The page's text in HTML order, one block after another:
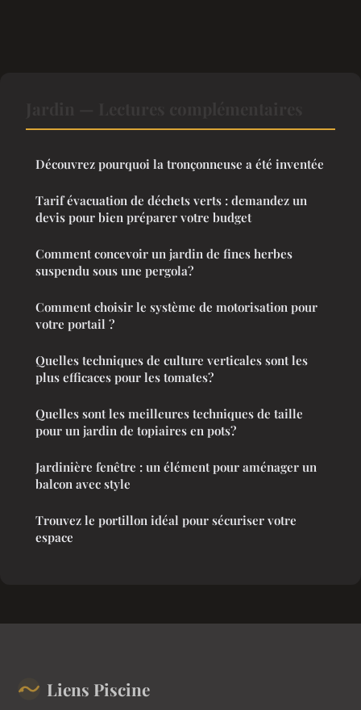
Découvrez pourquoi la tronçonneuse a été inventée
Tarif évacuation de déchets verts : demandez un
devis pour bien préparer votre budget
Comment concevoir un jardin de fines herbes
suspendu sous une pergola?
Comment choisir le système de motorisation pour
votre portail ?
Quelles techniques de culture verticales sont les
plus efficaces pour les tomates?
Quelles sont les meilleures techniques de taille
pour un jardin de topiaires en pots?
Jardinière fenêtre : un élément pour aménager un
balcon avec style
Trouvez le portillon idéal pour sécuriser votre
espace
Liens Piscine